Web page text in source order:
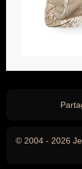
© 2004 - 2026